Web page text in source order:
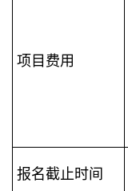
项目费用
报名截止时间